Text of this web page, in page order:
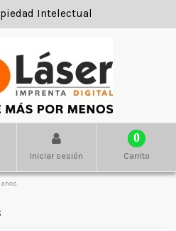
Intelectual
Iniciar sesión
0
Carrito